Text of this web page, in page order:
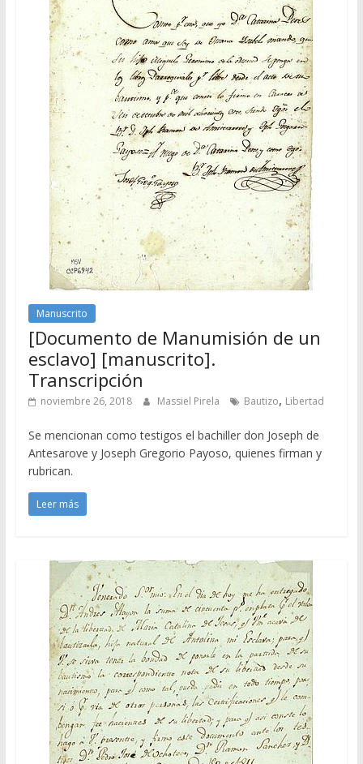
Manuscrito
[Documento de Manumisión de un
esclavo] [manuscrito].
Transcripción
noviembre 26, 2018 Massiel Pirela Bautizo, Libertad
Se mencionan como testigos el bachiller don Joseph de
Antesarove y Joseph Gregorio Payoso, quienes firman y
rubrican.
Leer más